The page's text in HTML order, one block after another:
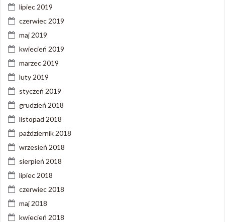
lipiec 2019
czerwiec 2019
maj 2019
kwiecień 2019
marzec 2019
luty 2019
styczeń 2019
grudzień 2018
listopad 2018
październik 2018
wrzesień 2018
sierpień 2018
lipiec 2018
czerwiec 2018
maj 2018
kwiecień 2018